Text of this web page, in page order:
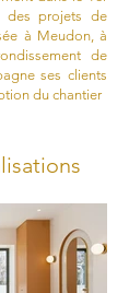
des projets de
à Meudon, à
de
ses clients
du chantier